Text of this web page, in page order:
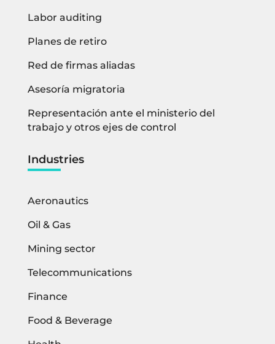
Labor auditing
Planes de retiro
Red de firmas aliadas
Asesoría migratoria
Representación ante el ministerio del
trabajo y otros ejes de control
Industries
Aeronautics
Oil & Gas
Mining sector
Telecommunications
Finance
Food & Beverage